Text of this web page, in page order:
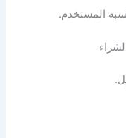
المستخدم.